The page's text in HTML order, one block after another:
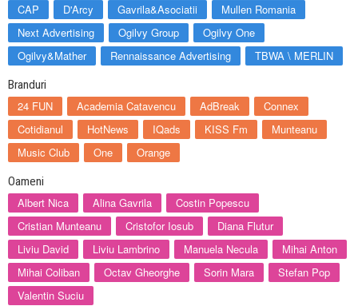
CAP D'Arcy Gavrila&Asociatii
Mullen Romania
Next Advertising
Ogilvy Group
Ogilvy One
Ogilvy&Mather
Rennaissance Advertising TBWA \ MERLIN
Branduri
24 FUN Academia Catavencu AdBreak
Connex
Cotidianul
HotNews IQads KISS Fm
Munteanu
Music Club
One Orange
Oameni
Albert Nica Alina Gavrila
Costin Popescu
Cristian Munteanu
Cristofor Iosub
Diana Flutur
Liviu David
Liviu Lambrino Manuela Necula
Mihai Anton
Mihai Coliban
Octav Gheorghe Sorin Mara
Stefan Pop
Valentin Suciu